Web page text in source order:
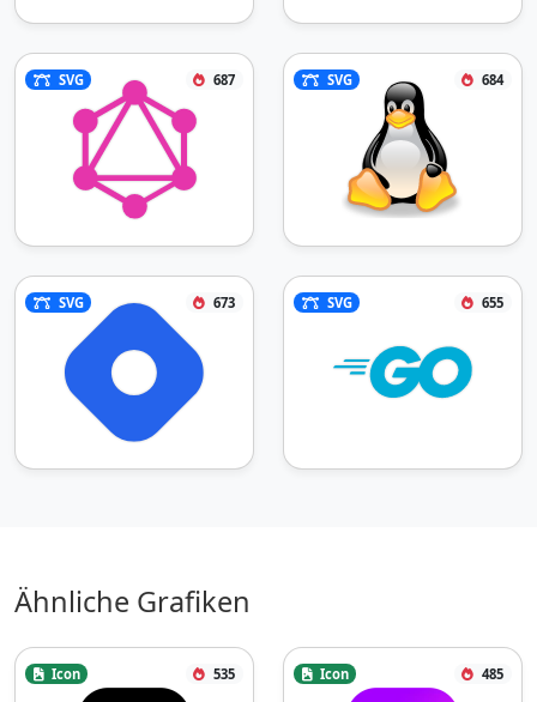
SVG 687 SVG 684
SVG 673 SVG 655
Ähnliche Grafiken
Icon 535 Icon 485